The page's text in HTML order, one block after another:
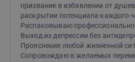
призвание в избавлении от
раскрытии потенциала каждого
Распаковываю
Выход из депрессии без
Прояснение любой жизненной
Сопровождаю в желаемых